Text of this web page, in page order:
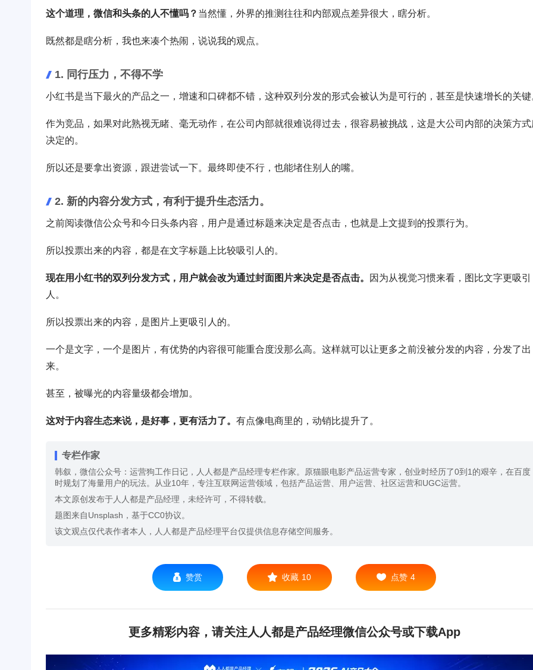
这个道理，微信和头条的人不懂吗？ 当然懂，外界的推测往往和内部观点差异很大，瞎分析。
既然都是瞎分析，我也来凑个热闹，说说我的观点。
1. 同行压力，不得不学
小红书是当下最火的产品之一，增速和口碑都不错，这种双列分发的形式会被认为是可行的，甚至是快速增长的关键
作为竞品，如果对此熟视无睹、毫无动作，在公司内部就很难说得过去，很容易被挑战，这是大公司内部的决策方式
决定的。
所以还是要拿出资源，跟进尝试一下。最终即使不行，也能堵住别人的嘴。
2. 新的内容分发方式，有利于提升生态活力。
之前阅读微信公众号和今日头条内容，用户是通过标题来决定是否点击，也就是上文提到的投票行为。
所以投票出来的内容，都是在文字标题上比较吸引人的。
现在用小红书的双列分发方式，用户就会改为通过封面图片来决定是否点击。
因为从视觉习惯来看，图比文字更吸引
人。
所以投票出来的内容，是图片上更吸引人的。
一个是文字，一个是图片，有优势的内容很可能重合度没那么高。这样就可以让更多之前没被分发的内容，分发了出
来。
甚至，被曝光的内容量级都会增加。
这对于内容生态来说，是好事，更有活力了。 有点像电商里的，动销比提升了。
专栏作家
韩叙，微信公众号：运营狗工作日记，人人都是产品经理专栏作家。原猫眼电影产品运营专家，创业时经历了0到1的艰辛，在百度
时规划了海量用户的玩法。从业10年，专注互联网运营领域，包括产品运营、用户运营、社区运营和UGC运营。
本文原创发布于人人都是产品经理，未经许可，不得转载。
题图来自Unsplash，基于CC0协议。
该文观点仅代表作者本人，人人都是产品经理平台仅提供信息存储空间服务。
赞赏 收藏 10 点赞 4
更多精彩内容，请关注人人都是产品经理微信公众号或下载App